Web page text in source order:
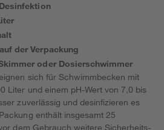
der Verpackung
oder Dosierschwimmer
sich für Schwimmbecken mit
Liter und einem pH-Wert von 7,0 bis
zuverlässig und desinfizieren es
enthält insgesamt 25
dem Gebrauch weitere Sicherheits-